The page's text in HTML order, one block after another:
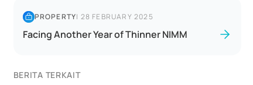
PROPERTY| 28 FEBRUARY 2025
Facing Another Year of Thinner NIMM
BERITA TERKAIT